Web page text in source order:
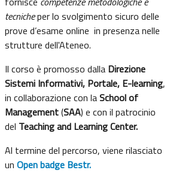
tecnicheper lo svolgimento sicuro delle
prove d’esame online in presenza nelle
strutture dell'Ateneo.
Il corso è promosso dalla Direzione
Sistemi Informativi, Portale, E-learning,
in collaborazione con laSchool of
Management(SAA) e con il patrocinio
del Teaching and Learning Center.
Al termine del percorso, viene rilasciato
unOpen badge Bestr.